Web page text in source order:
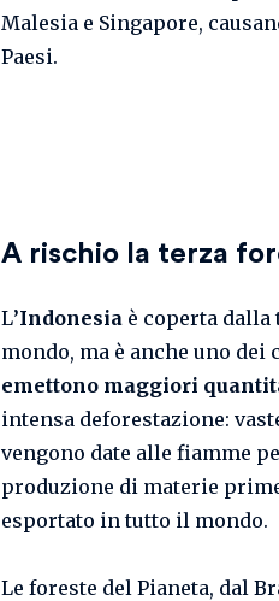
Malesia e Singapore,
Paesi.
A rischio la terza
L’Indonesia è coperta
mondo, ma è anche uno
emettono maggiori
intensa deforestazione:
vengono date alle fiamme
produzione di materie
esportato in tutto il mondo.
Le foreste del Pianeta, dal